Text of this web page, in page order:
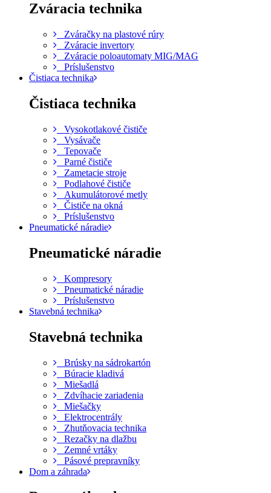
Zváracia technika
Zváračky na plastové rúry
Zváracie invertory
Zváracie poloautomaty MIG/MAG
Príslušenstvo
Čistiaca technika
Čistiaca technika
Vysokotlakové čističe
Vysávače
Tepovače
Parné čističe
Zametacie stroje
Podlahové čističe
Akumulátorové metly
Čističe na okná
Príslušenstvo
Pneumatické náradie
Pneumatické náradie
Kompresory
Pneumatické náradie
Príslušenstvo
Stavebná technika
Stavebná technika
Brúsky na sádrokartón
Búracie kladivá
Miešadlá
Zdvíhacie zariadenia
Miešačky
Elektrocentrály
Zhutňovacia technika
Rezačky na dlažbu
Zemné vrtáky
Pásové prepravníky
Dom a záhrada